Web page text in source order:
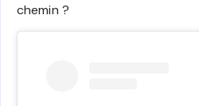
chemin ?